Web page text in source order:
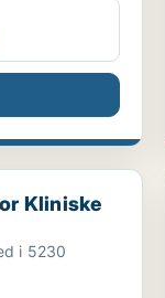
Færdigh...
Kliniske
i 5230